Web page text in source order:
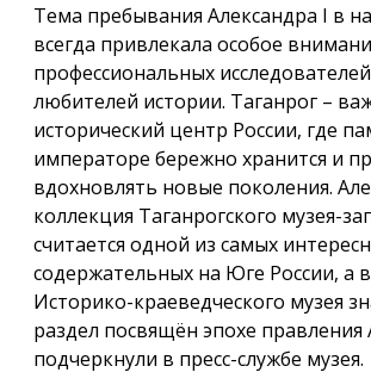
Тема пребывания Александра I в
всегда привлекала особое
профессиональных
любителей истории. Таганрог –
исторический центр России, где
императоре бережно хранится и
вдохновлять новые поколения.
коллекция Таганрогского музея-
считается одной из самых
содержательных на Юге России, а
Историко-краеведческого музея
раздел посвящён эпохе правления
подчеркнули в пресс-службе музея.